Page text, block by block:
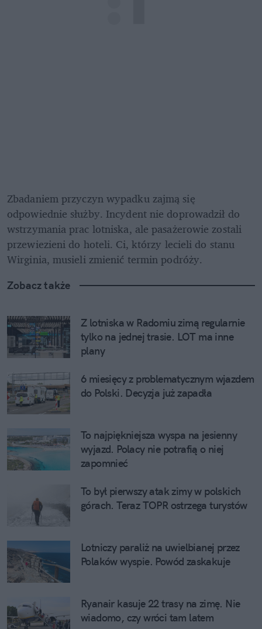
Zbadaniem przyczyn wypadku zajmą się
odpowiednie służby. Incydent nie doprowadził do
wstrzymania prac lotniska, ale pasażerowie zostali
przewiezieni do hoteli. Ci, którzy lecieli do stanu
Wirginia, musieli zmienić termin podróży.
Zobacz także
Z lotniska w Radomiu zimą regularnie
tylko na jednej trasie. LOT ma inne
plany
6 miesięcy z problematycznym wjazdem
do Polski. Decyzja już zapadła
To najpiękniejsza wyspa na jesienny
wyjazd. Polacy nie potrafią o niej
zapomnieć
To był pierwszy atak zimy w polskich
górach. Teraz TOPR ostrzega turystów
Lotniczy paraliż na uwielbianej przez
Polaków wyspie. Powód zaskakuje
Ryanair kasuje 22 trasy na zimę. Nie
wiadomo, czy wróci tam latem